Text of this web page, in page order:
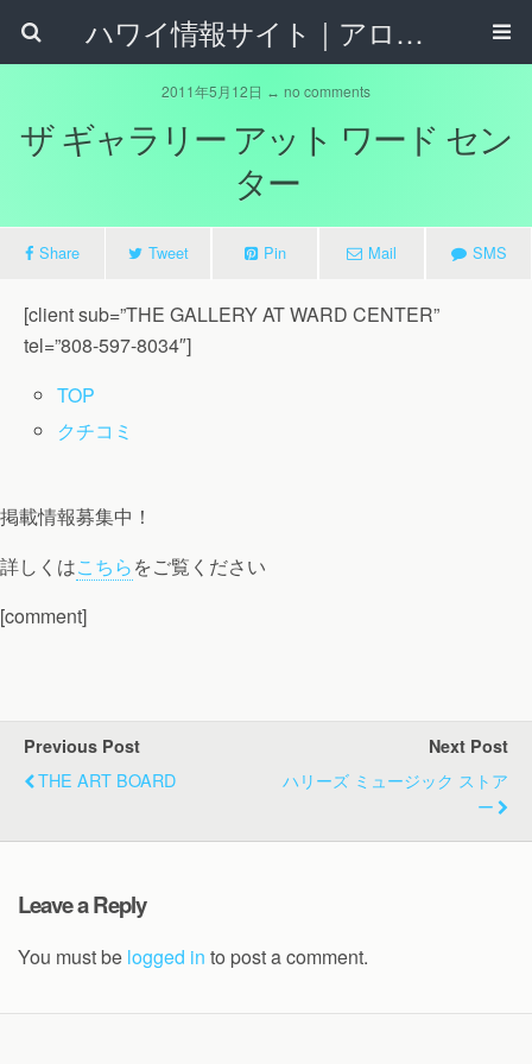
ハワイ情報サイト｜アロハタウンネット
2011年5月12日 ↔ no comments
ザ ギャラリー アット ワード セン
ター
Share Tweet Pin Mail SMS
[client sub=”THE GALLERY AT WARD CENTER”
tel=”808-597-8034″]
TOP
クチコミ
掲載情報募集中！
詳しくはこちらをご覧ください
[comment]
Previous Post
THE ART BOARD
Next Post
ハリーズ ミュージック ストア
ー
Leave a Reply
You must be logged in to post a comment.